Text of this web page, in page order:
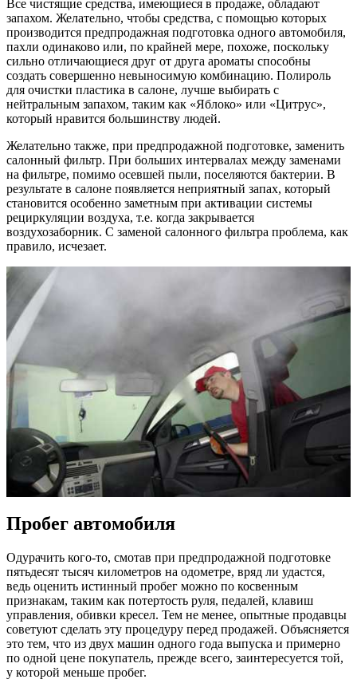
Все чистящие средства, имеющиеся в продаже, обладают
запахом. Желательно, чтобы средства, с помощью которых
производится предпродажная подготовка одного автомобиля,
пахли одинаково или, по крайней мере, похоже, поскольку
сильно отличающиеся друг от друга ароматы способны
создать совершенно невыносимую комбинацию. Полироль
для очистки пластика в салоне, лучше выбирать с
нейтральным запахом, таким как «Яблоко» или «Цитрус»,
который нравится большинству людей.
Желательно также, при предпродажной подготовке, заменить
салонный фильтр. При больших интервалах между заменами
на фильтре, помимо осевшей пыли, поселяются бактерии. В
результате в салоне появляется неприятный запах, который
становится особенно заметным при активации системы
рециркуляции воздуха, т.е. когда закрывается
воздухозаборник. С заменой салонного фильтра проблема, как
правило, исчезает.
Пробег автомобиля
Одурачить кого-то, смотав при предпродажной подготовке
пятьдесят тысяч километров на одометре, вряд ли удастся,
ведь оценить истинный пробег можно по косвенным
признакам, таким как потертость руля, педалей, клавиш
управления, обивки кресел. Тем не менее, опытные продавцы
советуют сделать эту процедуру перед продажей. Объясняется
это тем, что из двух машин одного года выпуска и примерно
по одной цене покупатель, прежде всего, заинтересуется той,
у которой меньше пробег.